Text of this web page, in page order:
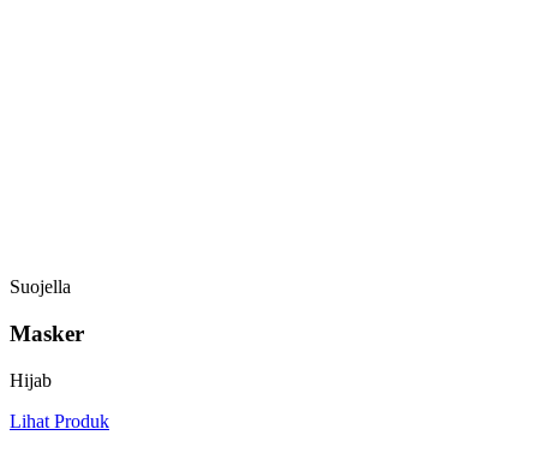
Suojella
Masker
Hijab
Lihat Produk